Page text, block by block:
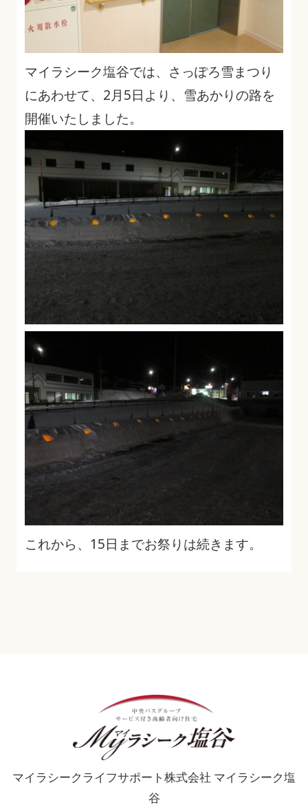
マイラシーク塩谷では、さっぽろ雪まつり
にあわせて、2月5日より、雪あかりの路を
開催いたしました。
これから、15日までお祭りは続きます。
マイラシークライフサポート株式会社 マイラシーク塩
谷